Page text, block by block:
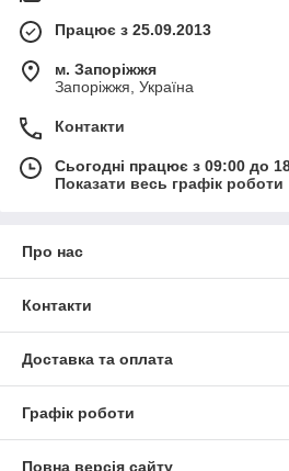
Працює з 25.09.2013
м. Запоріжжя
Запоріжжя, Україна
Контакти
Сьогодні працює з 09:00 до
Показати весь графік роботи
Про нас
Контакти
Доставка та оплата
Графік роботи
Повна версія сайту